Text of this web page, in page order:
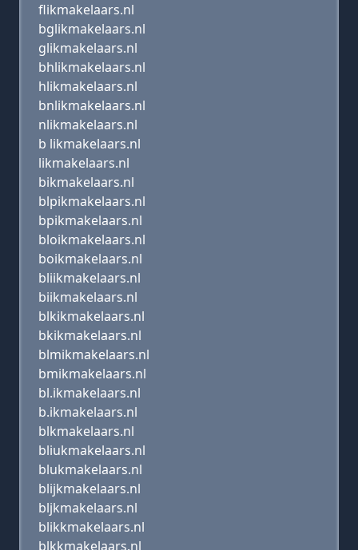
flikmakelaars.nl
bglikmakelaars.nl
glikmakelaars.nl
bhlikmakelaars.nl
hlikmakelaars.nl
bnlikmakelaars.nl
nlikmakelaars.nl
b likmakelaars.nl
likmakelaars.nl
bikmakelaars.nl
blpikmakelaars.nl
bpikmakelaars.nl
bloikmakelaars.nl
boikmakelaars.nl
bliikmakelaars.nl
biikmakelaars.nl
blkikmakelaars.nl
bkikmakelaars.nl
blmikmakelaars.nl
bmikmakelaars.nl
bl.ikmakelaars.nl
b.ikmakelaars.nl
blkmakelaars.nl
bliukmakelaars.nl
blukmakelaars.nl
blijkmakelaars.nl
bljkmakelaars.nl
blikkmakelaars.nl
blkkmakelaars.nl